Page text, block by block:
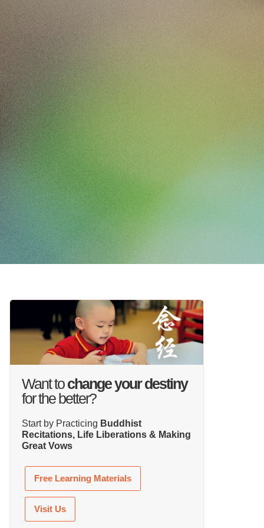
Want tochange your destiny
for the better?
Start by Practicing Buddhist
Recitations, Life Liberations & Making
Great Vows
Free Learning Materials
Visit Us